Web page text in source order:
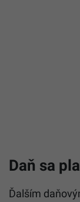
Daň sa
Ďalším